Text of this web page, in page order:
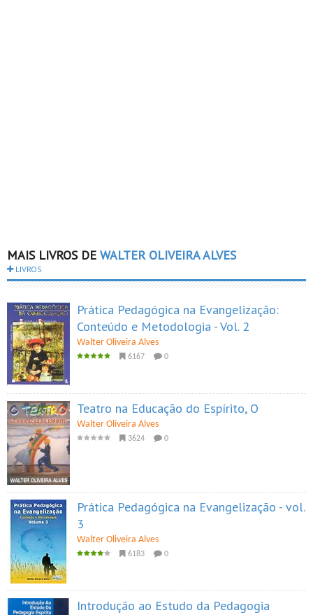
MAIS LIVROS DE WALTER OLIVEIRA ALVES
LIVROS
Prática Pedagógica na Evangelização:
Conteúdo e Metodologia - Vol. 2
Walter Oliveira Alves
6167 0
Teatro na Educação do Espírito, O
Walter Oliveira Alves
3624 0
Prática Pedagógica na Evangelização - vol.
3
Walter Oliveira Alves
6183 0
Introdução ao Estudo da Pedagogia